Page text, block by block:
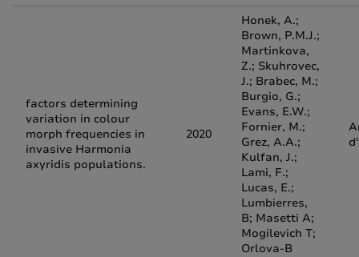
factors determining
variation in colour
morph frequencies in
invasive Harmonia
axyridis populations.
2020
Honek, A.;
Brown, P.M.J.;
Martinkova,
Z.; Skuhrovec,
J.; Brabec, M.;
Burgio, G.;
Evans, E.W.;
Fornier, M.;
Grez, A.A.;
Kulfan, J.;
Lami, F.;
Lucas, E.;
Lumbierres,
B; Masetti A;
Mogilevich T;
Orlova-B